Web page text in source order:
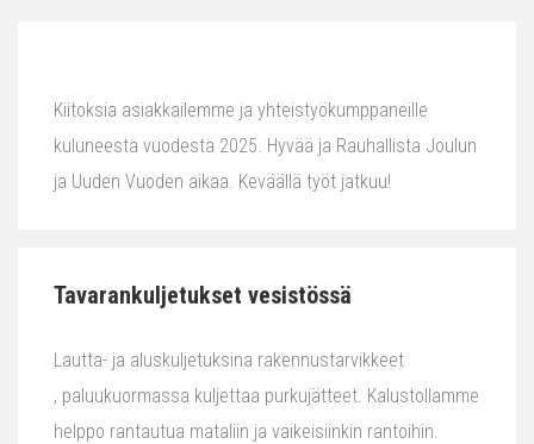
Kiitoksia asiakkailemme ja yhteistyökumppaneille
kuluneesta vuodesta 2025. Hyvää ja Rauhallista Joulun
ja Uuden Vuoden aikaa. Keväällä työt jatkuu!
Tavarankuljetukset vesistössä
Lautta- ja aluskuljetuksina rakennustarvikkeet
, paluukuormassa kuljettaa purkujätteet. Kalustollamme
helppo rantautua mataliin ja vaikeisiinkin rantoihin.